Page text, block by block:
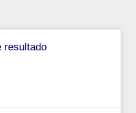
resultado